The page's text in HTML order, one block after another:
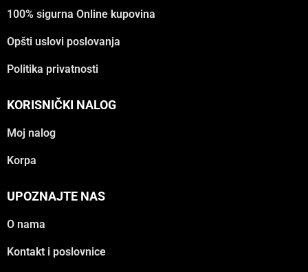
100% sigurna Online kupovina
Opšti uslovi poslovanja
Politika privatnosti
KORISNIČKI NALOG
Moj nalog
Korpa
UPOZNAJTE NAS
O nama
Kontakt i poslovnice